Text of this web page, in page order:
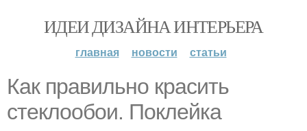
ИДЕИ ДИЗАЙНА ИНТЕРЬЕРА
главная новости статьи
Как правильно красить
стеклообои. Поклейка